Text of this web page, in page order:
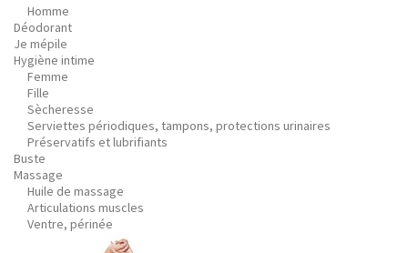
Homme
Déodorant
Je mépile
Hygiène intime
Femme
Fille
Sècheresse
Serviettes périodiques, tampons, protections urinaires
Préservatifs et lubrifiants
Buste
Massage
Huile de massage
Articulations muscles
Ventre, périnée